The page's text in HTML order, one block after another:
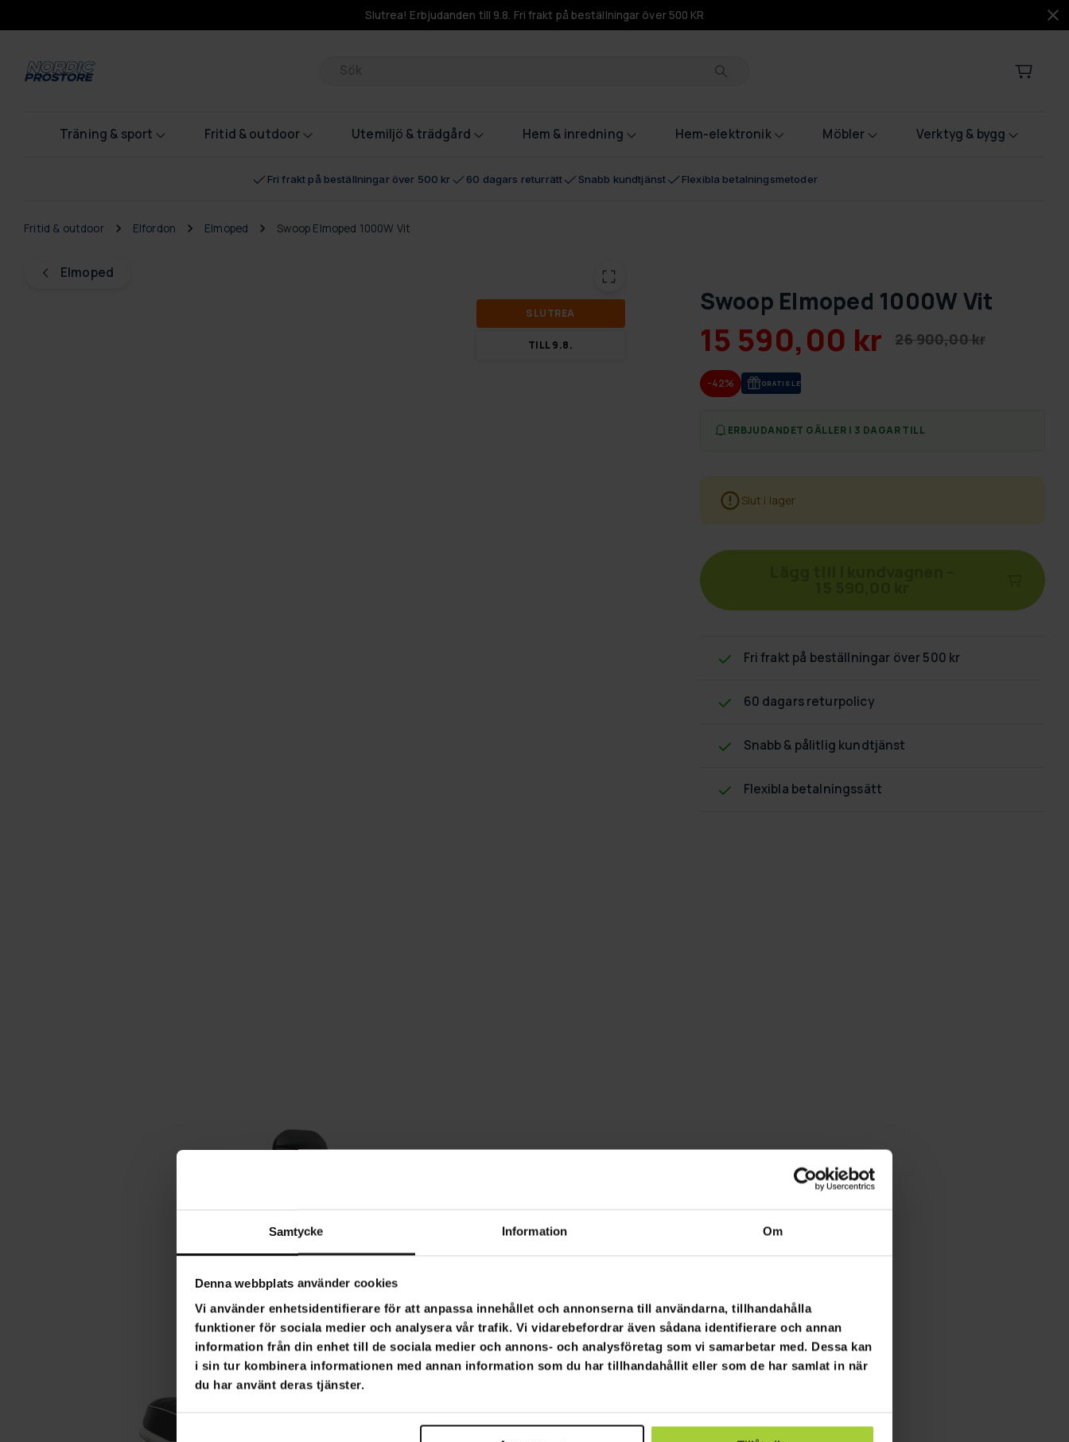
Samtycke Information Om
Denna webbplats använder cookies
Vi använder enhetsidentifierare för att anpassa innehållet och annonserna till användarna, tillhandahålla
funktioner för sociala medier och analysera vår trafik. Vi vidarebefordrar även sådana identifierare och annan
information från din enhet till de sociala medier och annons- och analysföretag som vi samarbetar med. Dessa kan
i sin tur kombinera informationen med annan information som du har tillhandahållit eller som de har samlat in när
du har använt deras tjänster.
Slutrea! Erbjudanden till 9.8. Fri frakt på beställningar över 500 KR
Produkter
Träning & sport Fritid & outdoor Utemiljö & trädgård Hem & inredning Hem-elektronik Möbler Verktyg & bygg
Fri frakt på beställningar över 500 kr 60 dagars returrätt Snabb kundtjänst Flexibla betalningsmetoder
Elmoped
Fritid & outdoor Elfordon Elmoped Swoop Elmoped 1000W Vit
SLUT­REA
TILL 9.8.
Swoop Elmoped 1000W Vit
15 590,00 kr 26 900,00 kr
-42% GRA­TIS LE­VE­RANS
ERBJUDANDET GÄLLER I 3 DAGAR TILL
Slut i lager
Fri frakt på beställningar över 500 kr
60 dagars returpolicy
Snabb & pålitlig kundtjänst
Flexibla betalningssätt